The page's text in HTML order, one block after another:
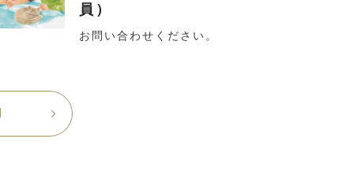
員）
お問い合わせください。